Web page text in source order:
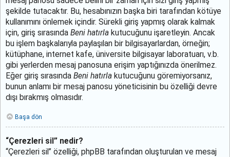
şekilde tutacaktır. Bu, hesabınızın başka biri tarafından kötüye
kullanımını önlemek içindir. Sürekli giriş yapmış olarak kalmak
için, giriş sırasında Beni hatırla kutucuğunu işaretleyin. Ancak
bu işlem başkalarıyla paylaşılan bir bilgisayarlardan, örneğin;
kütüphane, internet kafe, üniversite bilgisayar laboratuarı, v.b.
gibi yerlerden mesaj panosuna erişim yaptığınızda önerilmez.
Eğer giriş sırasında Beni hatırla kutucuğunu göremiyorsanız,
bunun anlamı bir mesaj panosu yöneticisinin bu özelliği devre
dışı bırakmış olmasıdır.
Başa dön
“Çerezleri sil” nedir?
“Çerezleri sil” özelliği, phpBB tarafından oluşturulan ve mesaj